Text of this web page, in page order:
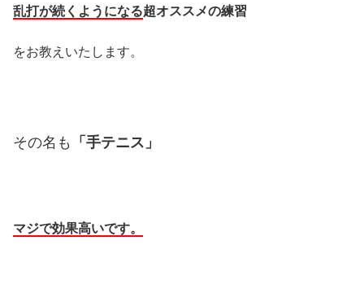
乱打が続くようになる超オススメの練習
をお教えいたします。
その名も 「 手テニス」
マジで効果高いです。